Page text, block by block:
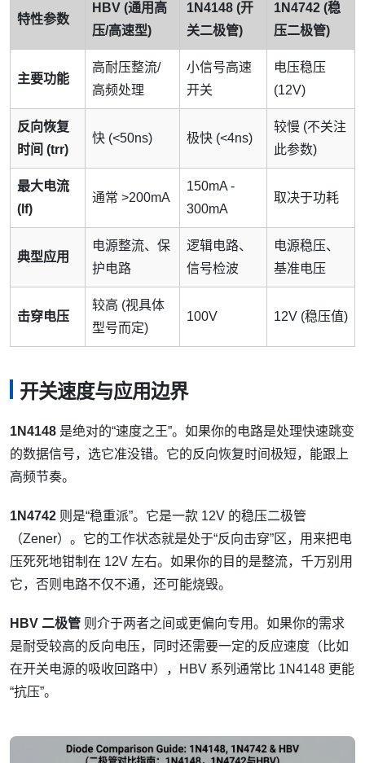
特性参数
HBV (通用高
压/高速型)
1N4148 (开
关二极管)
1N4742 (稳
压二极管)
主要功能
高耐压整流/
高频处理
小信号高速
开关
电压稳压
(12V)
反向恢复
时间 (trr)
快 (<50ns) 极快 (<4ns)
较慢 (不关注
此参数)
最大电流
(If)
通常 >200mA
150mA -
300mA
取决于功耗
典型应用
电源整流、保
护电路
逻辑电路、
信号检波
电源稳压、
基准电压
击穿电压
较高 (视具体
型号而定)
100V 12V (稳压值)
开关速度与应用边界
1N4148 是绝对的“速度之王”。如果你的电路是处理快速跳变
的数据信号，选它准没错。它的反向恢复时间极短，能跟上
高频节奏。
1N4742 则是“稳重派”。它是一款 12V 的稳压二极管
（Zener）。它的工作状态就是处于“反向击穿”区，用来把电
压死死地钳制在 12V 左右。如果你的目的是整流，千万别用
它，否则电路不仅不通，还可能烧毁。
HBV 二极管 则介于两者之间或更偏向专用。如果你的需求
是耐受较高的反向电压，同时还需要一定的反应速度（比如
在开关电源的吸收回路中），HBV 系列通常比 1N4148 更能
“抗压”。